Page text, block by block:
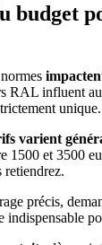
budget
RAL influent
unique.
varient
1500 et 3500
retiendrez.
précis,
indispensable